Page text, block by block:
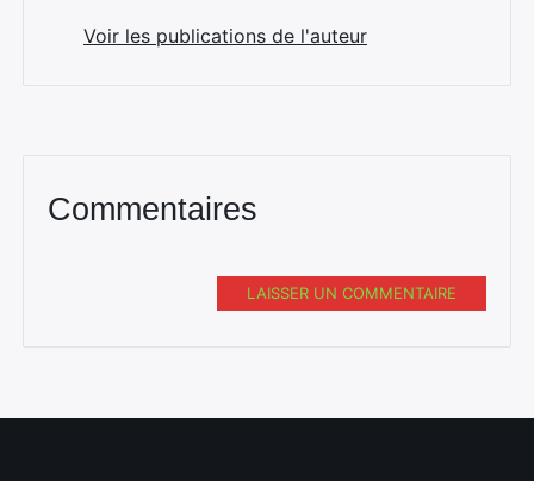
Voir les publications de l'auteur
Commentaires
LAISSER UN COMMENTAIRE